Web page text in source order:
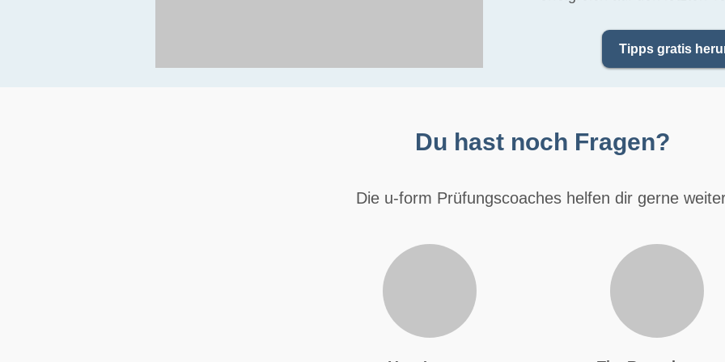
Tipps gratis
Du hast noch Fragen?
Die u-form Prüfungscoaches helfen dir gerne